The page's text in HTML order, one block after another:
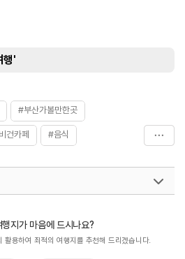
행'
#부산가볼만한곳
건카페 #음식
지가 마음에 드시나요?
활용하여 최적의 여행지를 추천해 드리겠습니다.